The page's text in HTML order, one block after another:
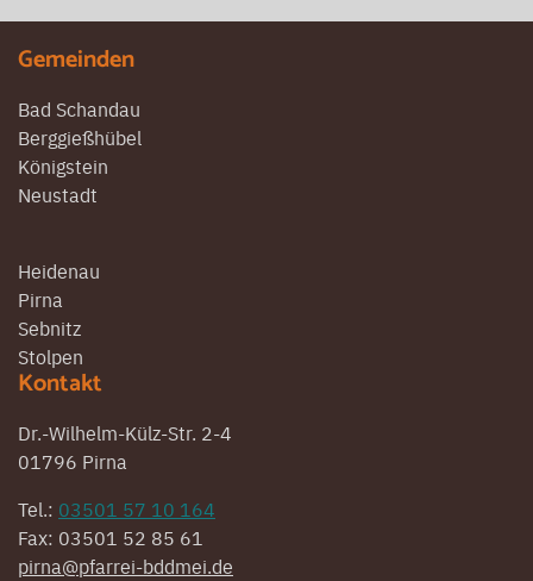
Gemeinden
Bad Schandau
Berggießhübel
Königstein
Neustadt
Heidenau
Pirna
Sebnitz
Stolpen
Kontakt
Dr.-Wilhelm-Külz-Str. 2-4
01796 Pirna
Tel.: 03501 57 10 164
Fax: 03501 52 85 61
pirna@pfarrei-bddmei.de